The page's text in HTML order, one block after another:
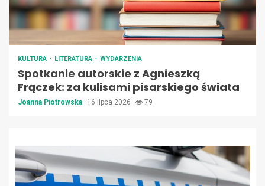
KULTURA LITERATURA WYDARZENIA
Spotkanie autorskie z Agnieszką
Frączek: za kulisami pisarskiego świata
Joanna Piotrowska 16 lipca 2026 79